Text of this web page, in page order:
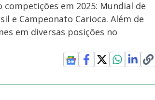
em 2025: Mundial de
e Campeonato Carioca. Além de
em diversas posições no